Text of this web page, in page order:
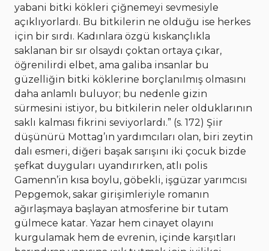
yabani bitki kökleri çiğnemeyi sevmesiyle
açıklıyorlardı. Bu bitkilerin ne olduğu ise herkes
için bir sırdı. Kadınlara özgü kıskançlıkla
saklanan bir sır olsaydı çoktan ortaya çıkar,
öğrenilirdi elbet, ama galiba insanlar bu
güzelliğin bitki köklerine borçlanılmış olmasını
daha anlamlı buluyor; bu nedenle gizin
sürmesini istiyor, bu bitkilerin neler olduklarının
saklı kalması fikrini seviyorlardı.” (s. 172) Şiir
düşünürü Mottag’ın yardımcıları olan, biri zeytin
dalı esmeri, diğeri başak sarışını iki çocuk bizde
şefkat duyguları uyandırırken, atlı polis
Gamenn’in kısa boylu, göbekli, işgüzar yarımcısı
Pepgemok, sakar girişimleriyle romanın
ağırlaşmaya başlayan atmosferine bir tutam
gülmece katar. Yazar hem cinayet olayını
kurgulamak hem de evrenin, içinde karşıtları